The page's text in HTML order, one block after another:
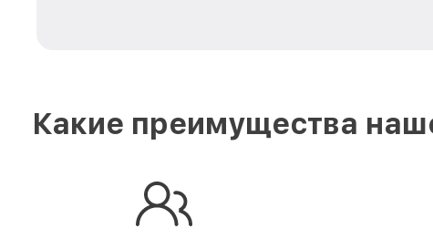
Какие преимущества